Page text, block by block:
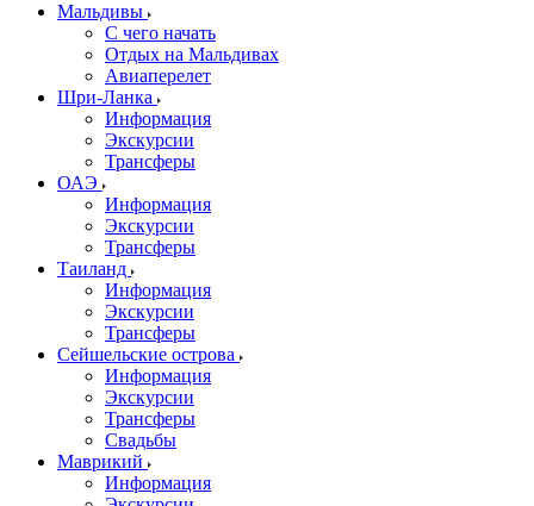
Мальдивы
С чего начать
Отдых на Мальдивах
Авиаперелет
Шри-Ланка
Информация
Экскурсии
Трансферы
ОАЭ
Информация
Экскурсии
Трансферы
Таиланд
Информация
Экскурсии
Трансферы
Сейшельские острова
Информация
Экскурсии
Трансферы
Свадьбы
Маврикий
Информация